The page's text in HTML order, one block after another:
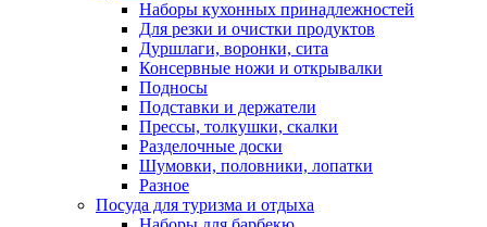
Наборы кухонных принадлежностей
Для резки и очистки продуктов
Дуршлаги, воронки, сита
Консервные ножи и открывалки
Подносы
Подставки и держатели
Прессы, толкушки, скалки
Разделочные доски
Шумовки, половники, лопатки
Разное
Посуда для туризма и отдыха